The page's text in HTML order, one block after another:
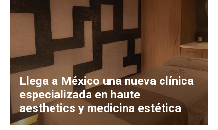
Llega a México una nueva clínica
especializada en haute
aesthetics y medicina estética